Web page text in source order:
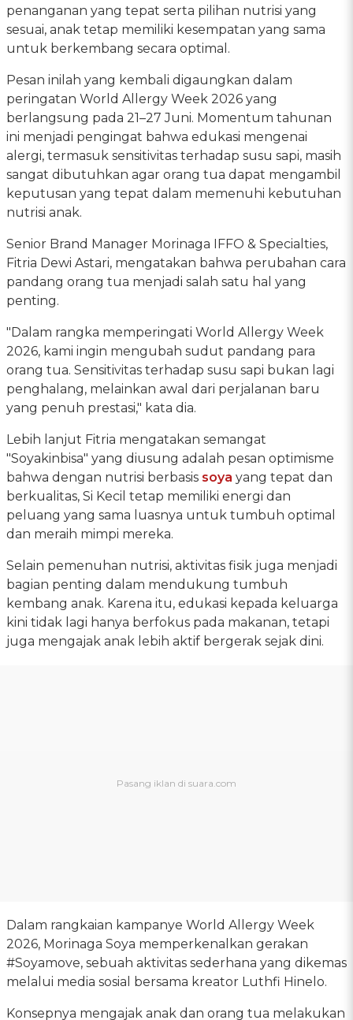
penanganan yang tepat serta pilihan nutrisi yang
sesuai, anak tetap memiliki kesempatan yang sama
untuk berkembang secara optimal.
Pesan inilah yang kembali digaungkan dalam
peringatan World Allergy Week 2026 yang
berlangsung pada 21–27 Juni. Momentum tahunan
ini menjadi pengingat bahwa edukasi mengenai
alergi, termasuk sensitivitas terhadap susu sapi, masih
sangat dibutuhkan agar orang tua dapat mengambil
keputusan yang tepat dalam memenuhi kebutuhan
nutrisi anak.
Senior Brand Manager Morinaga IFFO & Specialties,
Fitria Dewi Astari, mengatakan bahwa perubahan cara
pandang orang tua menjadi salah satu hal yang
penting.
"Dalam rangka memperingati World Allergy Week
2026, kami ingin mengubah sudut pandang para
orang tua. Sensitivitas terhadap susu sapi bukan lagi
penghalang, melainkan awal dari perjalanan baru
yang penuh prestasi," kata dia.
Lebih lanjut Fitria mengatakan semangat
"Soyakinbisa" yang diusung adalah pesan optimisme
bahwa dengan nutrisi berbasis soya yang tepat dan
berkualitas, Si Kecil tetap memiliki energi dan
peluang yang sama luasnya untuk tumbuh optimal
dan meraih mimpi mereka.
Selain pemenuhan nutrisi, aktivitas fisik juga menjadi
bagian penting dalam mendukung tumbuh
kembang anak. Karena itu, edukasi kepada keluarga
kini tidak lagi hanya berfokus pada makanan, tetapi
juga mengajak anak lebih aktif bergerak sejak dini.
Dalam rangkaian kampanye World Allergy Week
2026, Morinaga Soya memperkenalkan gerakan
#Soyamove, sebuah aktivitas sederhana yang dikemas
melalui media sosial bersama kreator Luthfi Hinelo.
Konsepnya mengajak anak dan orang tua melakukan